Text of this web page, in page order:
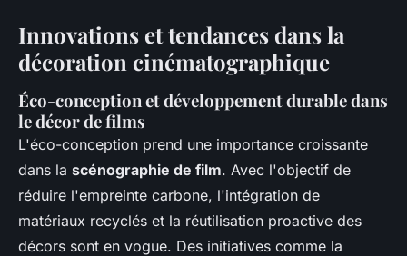
Innovations et tendances dans la
décoration cinématographique
Éco-conception et développement durable dans
le décor de films
L'éco-conception prend une importance croissante
dans la scénographie de film. Avec l'objectif de
réduire l'empreinte carbone, l'intégration de
matériaux recyclés et la réutilisation proactive des
décors sont en vogue. Des initiatives comme la